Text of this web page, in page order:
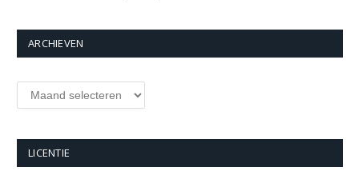
ARCHIEVEN
Archieven
LICENTIE